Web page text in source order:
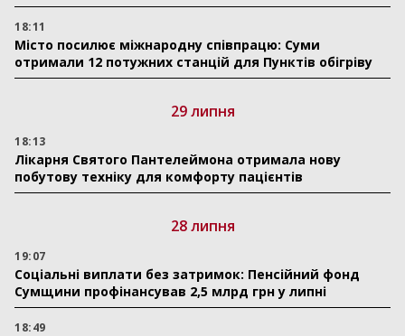
18:11
Місто посилює міжнародну співпрацю: Суми
отримали 12 потужних станцій для Пунктів обігріву
29 липня
18:13
Лікарня Святого Пантелеймона отримала нову
побутову техніку для комфорту пацієнтів
28 липня
19:07
Соціальні виплати без затримок: Пенсійний фонд
Сумщини профінансував 2,5 млрд грн у липні
18:49